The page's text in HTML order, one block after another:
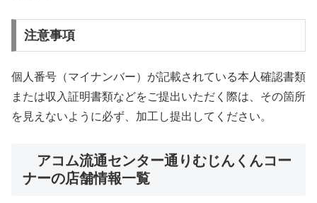
注意事項
個人番号（マイナンバー）が記載されている本人確認書類
または収入証明書類などをご提出いただく際は、その箇所
を見えないように必ず、加工し提出してください。
アコム流通センター通りむじんくんコー
ナーの店舗情報一覧